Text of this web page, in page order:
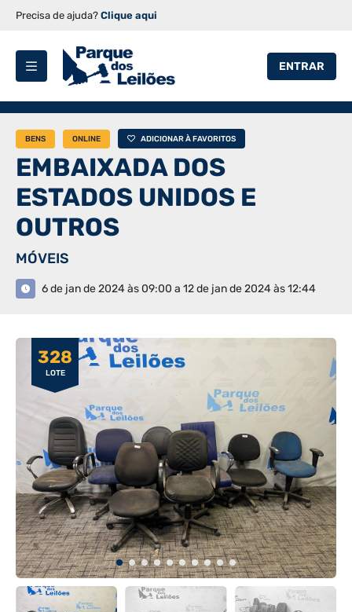
Precisa de ajuda? Clique aqui
ENTRAR
BENS ONLINE ADICIONAR À FAVORITOS
EMBAIXADA DOS
ESTADOS UNIDOS E
OUTROS
MÓVEIS
6 de jan de 2024 às 09:00 a 12 de jan de 2024 às 12:44
328
LOTE